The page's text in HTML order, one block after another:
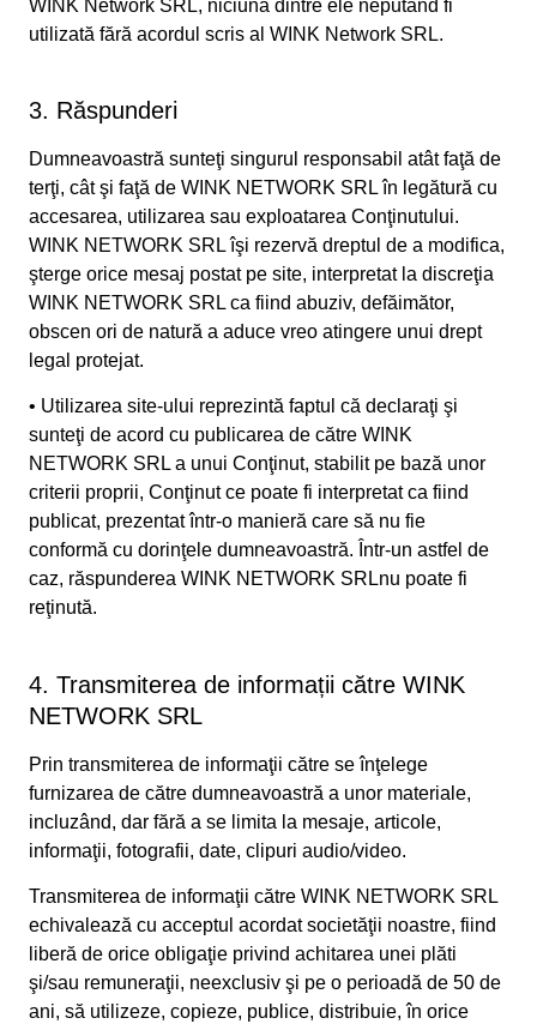
WINK Network SRL, niciuna dintre ele neputând fi
utilizată fără acordul scris al WINK Network SRL.
3. Răspunderi
Dumneavoastră sunteţi singurul responsabil atât faţă de
terţi, cât şi faţă de WINK NETWORK SRL în legătură cu
accesarea, utilizarea sau exploatarea Conţinutului.
WINK NETWORK SRL îşi rezervă dreptul de a modifica,
şterge orice mesaj postat pe site, interpretat la discreţia
WINK NETWORK SRL ca fiind abuziv, defăimător,
obscen ori de natură a aduce vreo atingere unui drept
legal protejat.
• Utilizarea site-ului reprezintă faptul că declaraţi şi
sunteţi de acord cu publicarea de către WINK
NETWORK SRL a unui Conţinut, stabilit pe bază unor
criterii proprii, Conţinut ce poate fi interpretat ca fiind
publicat, prezentat într-o manieră care să nu fie
conformă cu dorinţele dumneavoastră. Într-un astfel de
caz, răspunderea WINK NETWORK SRLnu poate fi
reţinută.
4. Transmiterea de informații către WINK
NETWORK SRL
Prin transmiterea de informaţii către se înţelege
furnizarea de către dumneavoastră a unor materiale,
incluzând, dar fără a se limita la mesaje, articole,
informaţii, fotografii, date, clipuri audio/video.
Transmiterea de informaţii către WINK NETWORK SRL
echivalează cu acceptul acordat societăţii noastre, fiind
liberă de orice obligaţie privind achitarea unei plăti
şi/sau remuneraţii, neexclusiv şi pe o perioadă de 50 de
ani, să utilizeze, copieze, publice, distribuie, în orice